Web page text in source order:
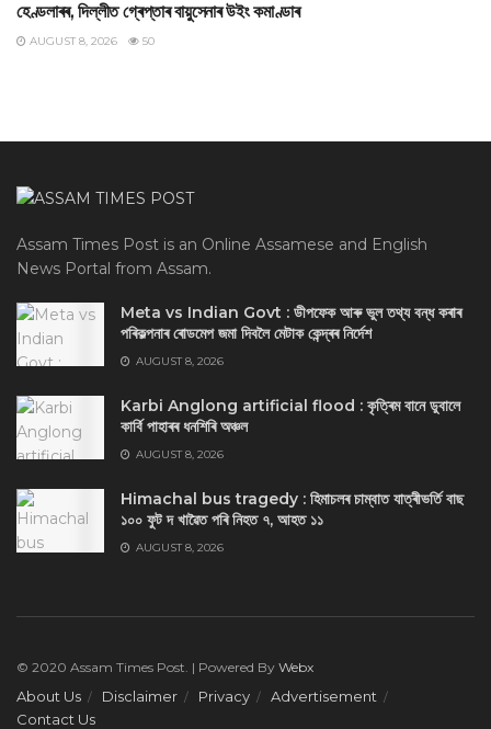
হেণ্ডলাৰৰ, দিল্লীত গ্ৰেপ্তাৰ বায়ুসেনাৰ উইং কমাণ্ডাৰ
AUGUST 8, 2026 50
Assam Times Post is an Online Assamese and English
News Portal from Assam.
Meta vs Indian Govt : ডীপফেক আৰু ভুল তথ্য বন্ধ কৰাৰ
পৰিকল্পনাৰ ৰোডমেপ জমা দিবলৈ মেটাক কেন্দ্ৰৰ নিৰ্দেশ
AUGUST 8, 2026
Karbi Anglong artificial flood : কৃত্ৰিম বানে ডুবালে
কাৰ্বি পাহাৰৰ ধনশিৰি অঞ্চল
AUGUST 8, 2026
Himachal bus tragedy : হিমাচলৰ চাম্বাত যাত্ৰীভৰ্তি বাছ
১০০ ফুট দ খাৱৈত পৰি নিহত ৭, আহত ১১
AUGUST 8, 2026
© 2020 Assam Times Post. | Powered By Webx
About Us Disclaimer Privacy
Advertisement
Contact Us